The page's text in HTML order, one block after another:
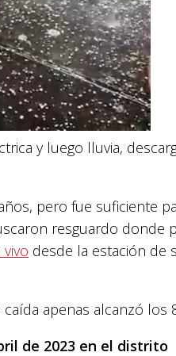
y luego lluvia,
pero fue suficiente
resguardo donde
desde la estación de
apenas alcanzó los
de 2023 en el distrito